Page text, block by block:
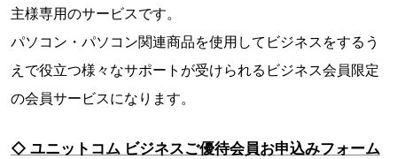
主様専用のサービスです。
パソコン・パソコン関連商品を使用してビジネスをするう
えで役立つ様々なサポートが受けられるビジネス会員限定
の会員サービスになります。
◇ ユニットコム ビジネスご優待会員お申込みフォーム